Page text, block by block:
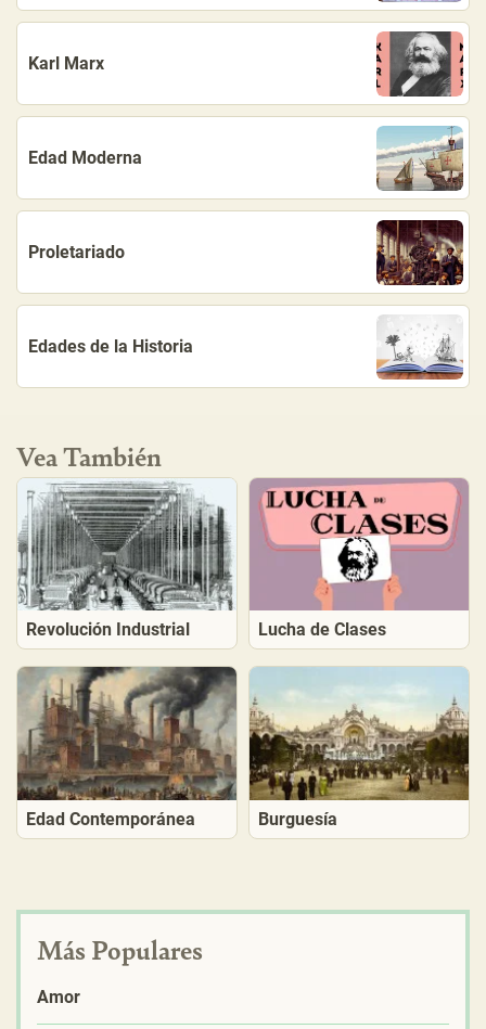
Karl Marx
Edad Moderna
Proletariado
Edades de la Historia
Vea También
Revolución Industrial Lucha de Clases
Edad Contemporánea Burguesía
Más Populares
Amor